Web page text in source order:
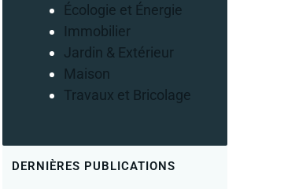
Écologie et Énergie
Immobilier
Jardin & Extérieur
Maison
Travaux et Bricolage
DERNIÈRES PUBLICATIONS